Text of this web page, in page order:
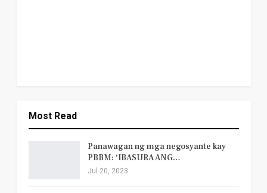
Most Read
Panawagan ng mga negosyante kay
PBBM: ‘IBASURA ANG…
Jul 20, 2023